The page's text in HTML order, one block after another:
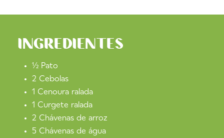
INGREDIENTES
½ Pato
2 Cebolas
1 Cenoura ralada
1 Curgete ralada
2 Chávenas de arroz
5 Chávenas de água